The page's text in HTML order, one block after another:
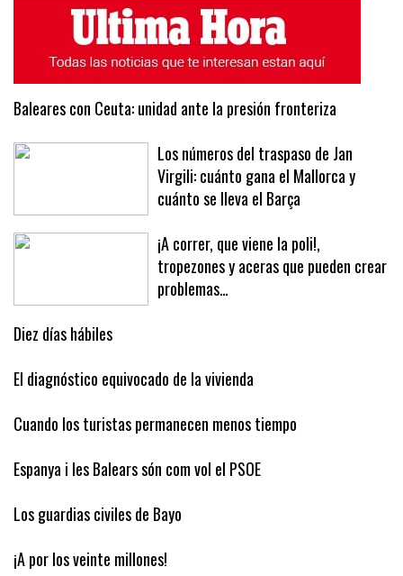
Baleares con Ceuta: unidad ante la presión fronteriza
Los números del traspaso de Jan
Virgili: cuánto gana el Mallorca y
cuánto se lleva el Barça
¡A correr, que viene la poli!,
tropezones y aceras que pueden crear
problemas…
Diez días hábiles
El diagnóstico equivocado de la vivienda
Cuando los turistas permanecen menos tiempo
Espanya i les Balears són com vol el PSOE
Los guardias civiles de Bayo
¡A por los veinte millones!